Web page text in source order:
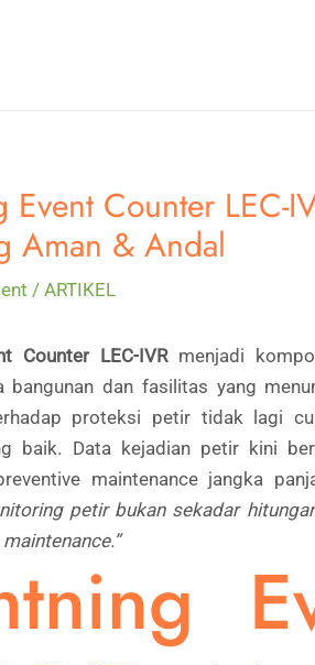
Event Counter LEC-
Aman & Andal
/ ARTIKEL
Counter LEC-IVRmenjadi
bangunan dan fasilitas yang
proteksi petir tidak lagi
baik. Data kejadian petir kini
maintenance jangka
petir bukan sekadar